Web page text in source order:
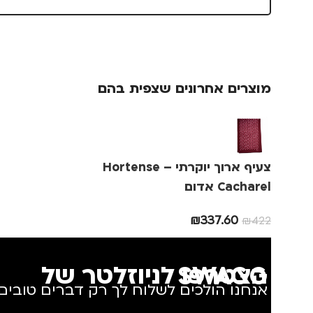
TROIKA
גברים ,נשים ,ערב / בילוי
סוג תיק
מוצרים אחרונים שצפית בהם
צעיף ארוך יוקרתי Hortense –
Cacharel אדום
₪422
₪337.60
הצטרפו לניוזלטר של SWAGG
אנחנו הולכים לשלוח לך רק דברים